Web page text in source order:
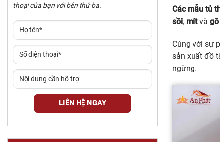
thoại của bạn với bên thứ ba.
Các mẫu tủ
sồi, mítvà gõ
Cùng với sự
sản xuất đồ
ngừng.